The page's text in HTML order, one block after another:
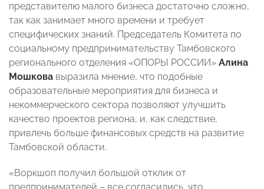
представителю малого бизнеса достаточно сложно,
так как занимает много времени и требует
специфических знаний. Председатель Комитета по
социальному предпринимательству Тамбовского
регионального отделения «ОПОРЫ РОССИИ» Алина
Мошкова выразила мнение, что подобные
образовательные мероприятия для бизнеса и
некоммерческого сектора позволяют улучшить
качество проектов региона, и, как следствие,
привлечь больше финансовых средств на развитие
Тамбовской области.
«Воркшоп получил большой отклик от